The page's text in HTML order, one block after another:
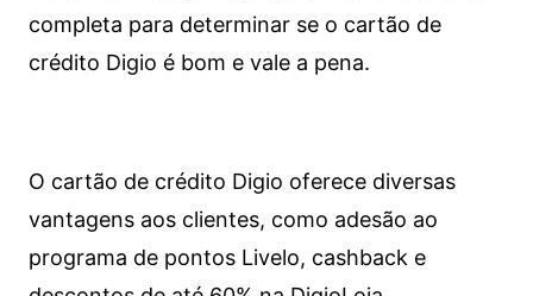
completa para determinar se o cartão de
crédito Digio é bom e vale a pena.
O cartão de crédito Digio oferece diversas
vantagens aos clientes, como adesão ao
programa de pontos Livelo, cashback e